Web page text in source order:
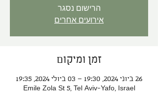
הרישום נסגר
אירועים אחרים
זמן ומיקום
26 ביוני 2024, 19:30 – 03 ביולי 2024, 19:35
Emile Zola St 5, Tel Aviv-Yafo, Israel